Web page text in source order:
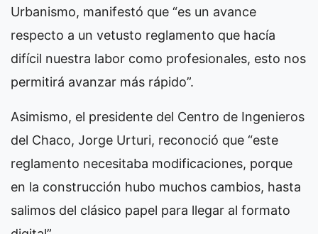
Urbanismo, manifestó que “es un avance
respecto a un vetusto reglamento que hacía
difícil nuestra labor como profesionales, esto nos
permitirá avanzar más rápido”.
Asimismo, el presidente del Centro de Ingenieros
del Chaco, Jorge Urturi, reconoció que “este
reglamento necesitaba modificaciones, porque
en la construcción hubo muchos cambios, hasta
salimos del clásico papel para llegar al formato